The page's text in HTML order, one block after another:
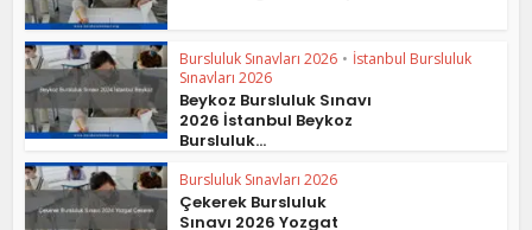
Bursluluk Sınavları 2026 • İstanbul Bursluluk
Sınavları 2026
Beykoz Bursluluk Sınavı
2026 İstanbul Beykoz
Bursluluk...
Bursluluk Sınavları 2026
Çekerek Bursluluk
Sınavı 2026 Yozgat